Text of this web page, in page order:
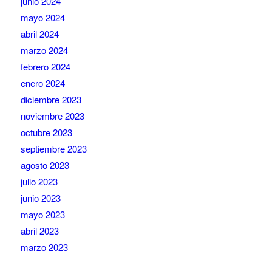
mayo 2024
abril 2024
marzo 2024
febrero 2024
enero 2024
diciembre 2023
noviembre 2023
octubre 2023
septiembre 2023
agosto 2023
julio 2023
junio 2023
mayo 2023
abril 2023
marzo 2023